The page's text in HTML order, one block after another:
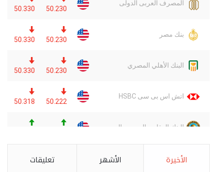
الأخيرة الأشهر تعليقات